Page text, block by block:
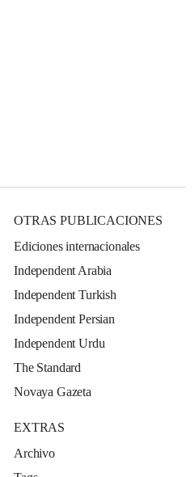
OTRAS PUBLICACIONES
Ediciones internacionales
Independent Arabia
Independent Turkish
Independent Persian
Independent Urdu
The Standard
Novaya Gazeta
EXTRAS
Archivo